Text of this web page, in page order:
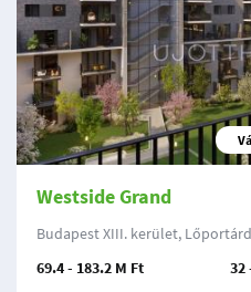
Westside Grand
Budapest XIII. kerület,
69.4 - 183.2 M Ft
32